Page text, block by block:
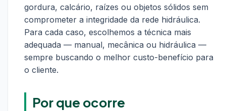
gordura, calcário, raízes ou objetos sólidos sem
comprometer a integridade da rede hidráulica.
Para cada caso, escolhemos a técnica mais
adequada — manual, mecânica ou hidráulica —
sempre buscando o melhor custo-benefício para
o cliente.
Por que ocorre